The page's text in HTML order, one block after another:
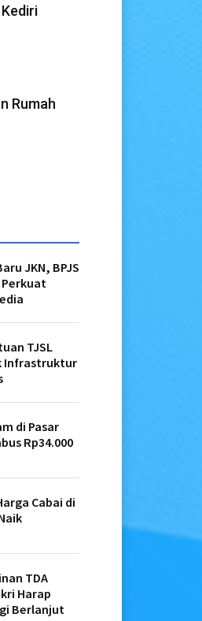
Rumah
JKN, BPJS
TJSL
Infrastruktur
di Pasar
Rp34.000
Cabai di
TDA
Harap
Berlanjut